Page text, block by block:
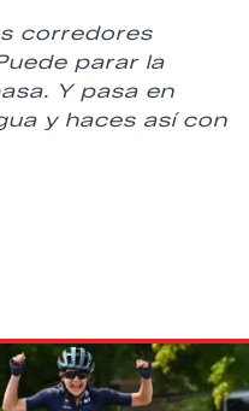
corredores
parar la
Y pasa en
y haces así con